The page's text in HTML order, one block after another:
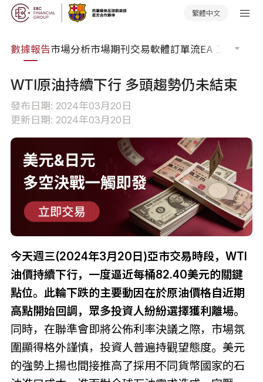
繁體中文
數據報告市場分析市場期刊交易軟體訂單流EA 工具庫
WTI原油持續下行 多頭趨勢仍未結束
發布日期: 2024年03月20日
更新日期: 2024年03月20日
今天週三(2024年3月20日)亞市交易時段，WTI
油價持續下行，一度逼近每桶82.40美元的關鍵
點位。此輪下跌的主要動因在於原油價格自近期
高點開始回調，眾多投資人紛紛選擇獲利離場。
同時，在聯準會即將公佈利率決議之際，市場氛
圍顯得格外謹慎，投資人普遍持觀望態度。美元
的強勢上揚也間接推高了採用不同貨幣國家的石